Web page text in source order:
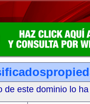
de este dominio lo